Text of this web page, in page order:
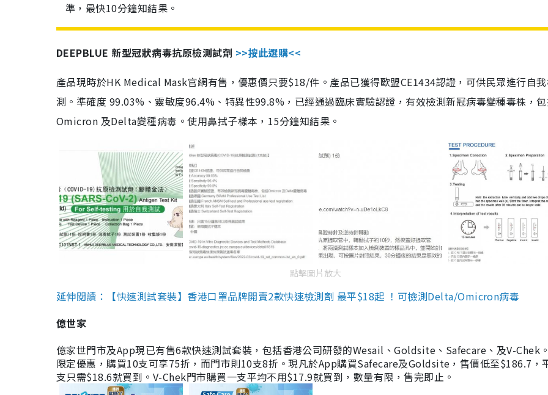
準，最快10分鐘知結果。
DEEPBLUE 新型冠狀病毒抗原檢測試劑 >>按此選購<<
產品現時於HK Medical Mask官網有售，優惠價只要$18/件。產品已獲得歐盟CE1434認證，可供民眾進行自
測。準確度 99.03%、靈敏度96.4%、特異性99.8%，已經通過臨床實驗認證，有效檢測新冠病毒變種毒株，
Omicron 及Delta變種病毒。使用鼻拭子樣本，15分鐘知結果。
點擊圖片放大
延伸閱讀：【快速測試套裝】香港口罩品牌開賣2款快速檢測劑 最平$18起 ！可檢測Delta/Omicron病毒
億世家
億家世門市及App現已有售6款快速測試套裝，包括香港公司研發的Wesail、Goldsite、Safecare、及V-Chek
限定優惠，購買10支可享75折，而門市則10支8折。現凡於App購買Safecare及Goldsite，售價低至$186.7，
支只需$18.6就買到。V-Chek門市購買一支平均不用$17.9就買到，數量有限，售完即止。